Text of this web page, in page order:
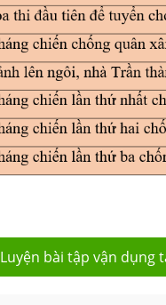
Luyện bài tập vận dụng